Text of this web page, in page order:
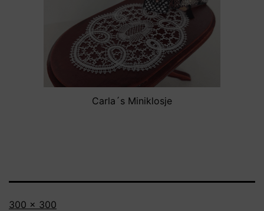
Carla´s Miniklosje
Volledige
300 × 300